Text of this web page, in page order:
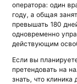
оператора: один
году, а общая
превышать 180
одновременно
действующим
Если вы
претендовать на
знать, что